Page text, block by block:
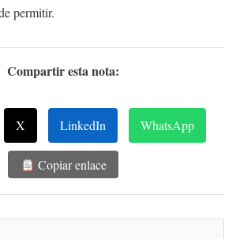
permitir.
Compartir esta nota:
X LinkedIn WhatsApp
Copiar enlace